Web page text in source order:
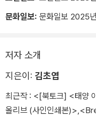
문화일보: 문화일보 2025
저자 소개
지은이: 김초엽
최근작 : <[북토크] <태양
올리브 (사인인쇄본)>